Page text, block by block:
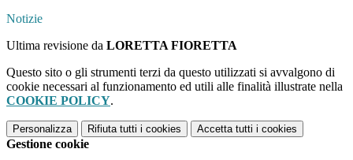
Notizie
Ultima revisione da LORETTA FIORETTA
Questo sito o gli strumenti terzi da questo utilizzati si avvalgono di
cookie necessari al funzionamento ed utili alle finalità illustrate nella
COOKIE POLICY.
Personalizza Rifiuta tutti i cookies Accetta tutti i cookies
Gestione cookie